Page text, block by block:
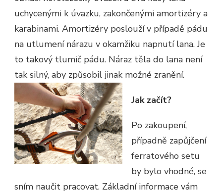
uchycenými k úvazku, zakončenými amortizéry a
karabinami. Amortizéry poslouží v případě pádu
na utlumení nárazu v okamžiku napnutí lana. Je
to takový tlumič pádu. Náraz těla do lana není
tak silný, aby způsobil jinak možné zranění.
Jak začít?
Po zakoupení,
případně zapůjčení
ferratového setu
by bylo vhodné, se
sním naučit pracovat. Základní informace vám